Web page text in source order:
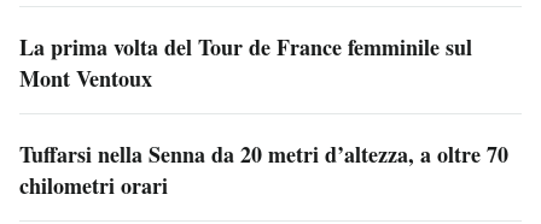
La prima volta del Tour de France femminile sul
Mont Ventoux
Tuffarsi nella Senna da 20 metri d’altezza, a oltre 70
chilometri orari